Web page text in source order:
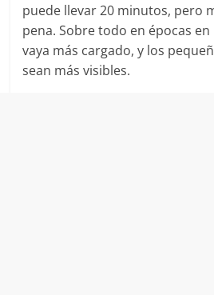
puede llevar 20 minutos, pero
pena. Sobre todo en épocas
vaya más cargado, y los
sean más visibles.